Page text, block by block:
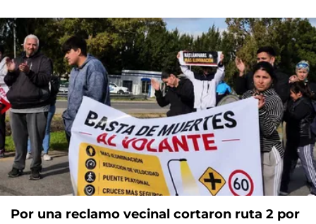
Por una reclamo vecinal cortaron ruta 2 por